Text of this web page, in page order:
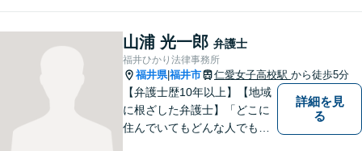
弁護士／借金／相続／交通事
故／刑事弁護・犯罪被害者な
ど、幅広く対応可能。お気軽
にご相談ください。
山浦 光一郎 弁護士
福井ひかり法律事務所
福井県|福井市 仁愛女子高校駅 から徒歩5分
【弁護士歴10年以上】【地域
に根ざした弁護士】「どこに
住んでいてもどんな人でも等
詳細を見
る